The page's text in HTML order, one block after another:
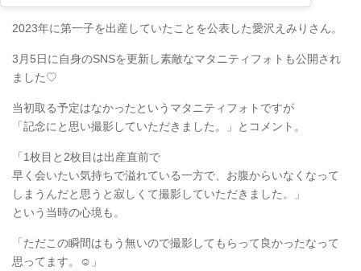
2023年に第一子を出産していたことを公表した愛沢えみりさん。
3月5日に自身のSNSを更新し素敵なマタニティフォトも公開され
ました♡
当初取る予定はなかったというマタニティフォトですが
「記念にと思い撮影していただきました。」とコメント。
「1枚目と2枚目は出産直前で
早く会いたい気持ちで溢れている一方で、お腹からいなくなって
しまうんだと思うと寂しくて撮影していただきました。」
という当時の心境も。
「ただこの瞬間はもう無いので撮影してもらって良かったなって
思ってます。☺️」